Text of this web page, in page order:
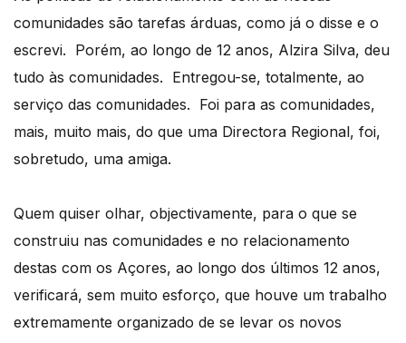
comunidades são tarefas árduas, como já o disse e o
escrevi. Porém, ao longo de 12 anos, Alzira Silva, deu
tudo às comunidades. Entregou-se, totalmente, ao
serviço das comunidades. Foi para as comunidades,
mais, muito mais, do que uma Directora Regional, foi,
sobretudo, uma amiga.
Quem quiser olhar, objectivamente, para o que se
construiu nas comunidades e no relacionamento
destas com os Açores, ao longo dos últimos 12 anos,
verificará, sem muito esforço, que houve um trabalho
extremamente organizado de se levar os novos